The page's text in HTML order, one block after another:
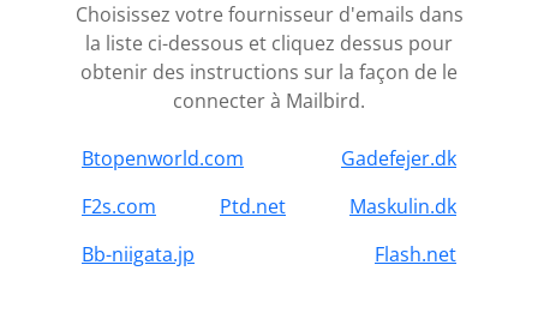
Choisissez votre fournisseur d'emails dans
la liste ci-dessous et cliquez dessus pour
obtenir des instructions sur la façon de le
connecter à Mailbird.
Btopenworld.com
Gadefejer.dk
F2s.com
Ptd.net
Maskulin.dk
Bb-niigata.jp
Flash.net